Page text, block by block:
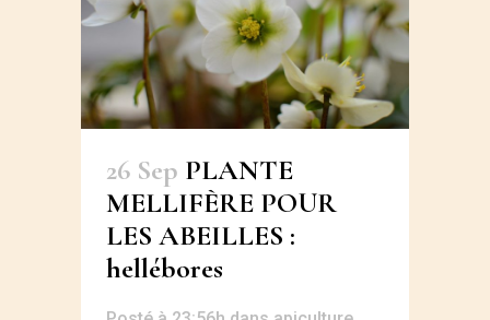
26 Sep PLANTE
MELLIFÈRE POUR
LES ABEILLES :
hellébores